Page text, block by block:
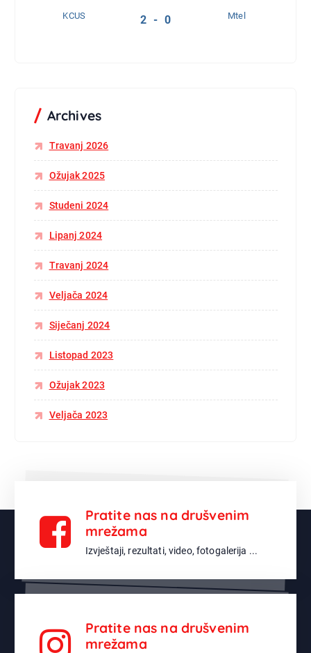
KCUS 2 - 0 Mtel
Archives
Travanj 2026
Ožujak 2025
Studeni 2024
Lipanj 2024
Travanj 2024
Veljača 2024
Siječanj 2024
Listopad 2023
Ožujak 2023
Veljača 2023
Pratite nas na drušvenim
mrežama
Izvještaji, rezultati, video, fotogalerija ...
Pratite nas na drušvenim
mrežama